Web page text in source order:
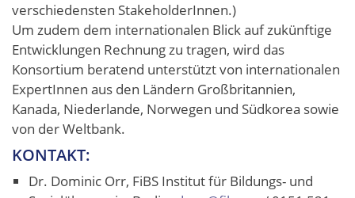
verschiedensten StakeholderInnen.)
Um zudem dem internationalen Blick auf zukünftige
Entwicklungen Rechnung zu tragen, wird das
Konsortium beratend unterstützt von internationalen
ExpertInnen aus den Ländern Großbritannien,
Kanada, Niederlande, Norwegen und Südkorea sowie
von der Weltbank.
KONTAKT:
Dr. Dominic Orr, FiBS Institut für Bildungs- und